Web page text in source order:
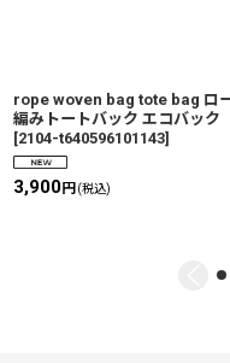
rope woven bag tote bag ロ
編みトートバック エコバック
[2104-t640596101143]
3,900円 (税込)